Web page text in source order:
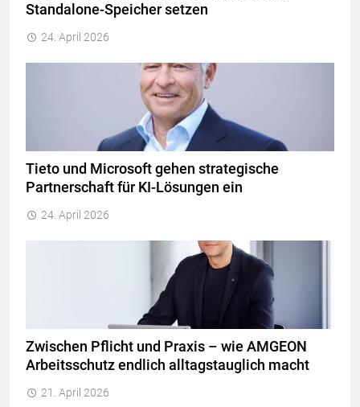
Standalone-Speicher setzen
24. April 2026
Tieto und Microsoft gehen strategische
Partnerschaft für KI-Lösungen ein
24. April 2026
Zwischen Pflicht und Praxis – wie AMGEON
Arbeitsschutz endlich alltagstauglich macht
21. April 2026